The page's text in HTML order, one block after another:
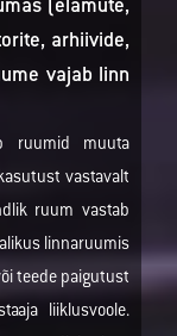
(elamute,
arhiivide,
vajab linn
ruumid muuta
vastavalt
ruum vastab
linnaruumis
teede paigutust
liiklusvoole.